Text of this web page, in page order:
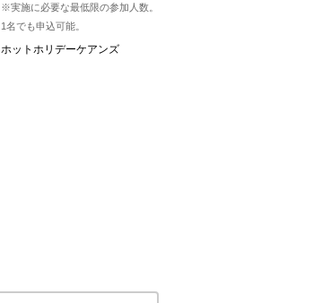
※実施に必要な最低限の参加人数。
1名でも申込可能。
ホットホリデーケアンズ